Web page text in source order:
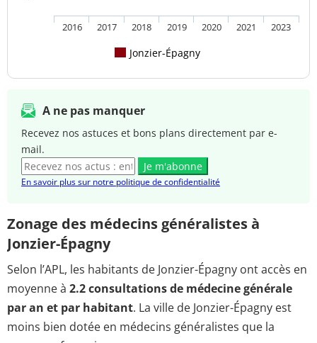
Jonzier-Épagny
2016 2017 2018 2019 2020 2021 2023
A ne pas manquer
Recevez nos astuces et bons plans directement par e-
mail.
Je m'abonne
En savoir plus sur notre politique de confidentialité
Zonage des médecins généralistes à
Jonzier-Épagny
Selon l’APL, les habitants de Jonzier-Épagny ont accès en
moyenne à 2.2 consultations de médecine générale
par an et par habitant. La ville de Jonzier-Épagny est
moins bien dotée en médecins généralistes que la